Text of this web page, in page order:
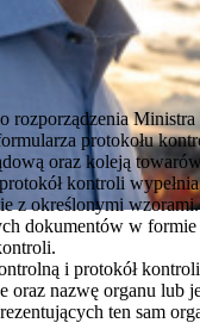
rozporządzenia
protokołu
oraz koleją
kontroli
z określonymi
dokumentów w
i protokół
oraz nazwę organu
ten sam